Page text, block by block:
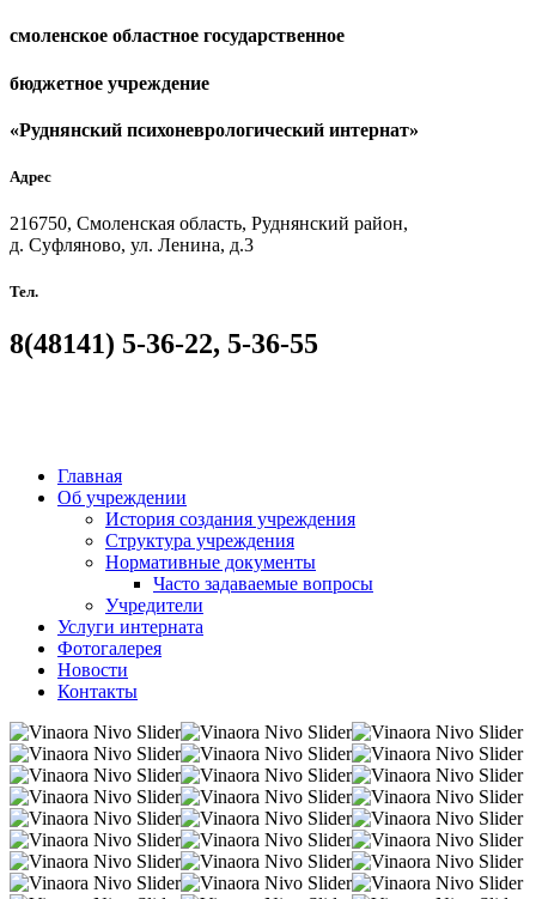
смоленское областное государственное
бюджетное учреждение
«Руднянский психоневрологический интернат»
Адрес
216750, Смоленская область, Руднянский район,
д. Суфляново, ул. Ленина, д.3
Тел.
8(48141) 5-36-22, 5-36-55
Главная
Об учреждении
История создания учреждения
Структура учреждения
Нормативные документы
Часто задаваемые вопросы
Учредители
Услуги интерната
Фотогалерея
Новости
Контакты